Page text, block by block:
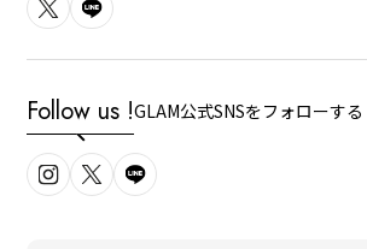
Follow us !GLAM公式SNSをフォローする